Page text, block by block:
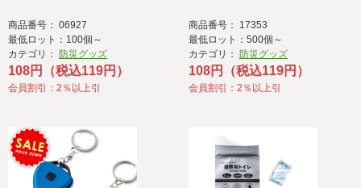
商品番号： 06927
最低ロット：100個～
カテゴリ： 防災グッズ
108円（税込119円）
会員割引：2％以上引
商品番号： 17353
最低ロット：500個～
カテゴリ： 防災グッズ
108円（税込119円）
会員割引：2％以上引